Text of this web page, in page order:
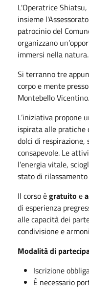
L'Operatrice
insieme
patrocinio del
organizzano
immersi nella natura.
Si terranno tre
corpo e mente
Montebello Vicentino.
L’iniziativa propone
ispirata alle pratiche
dolci di
consapevole. Le
l’energia vitale,
stato di
Il corso ègratuito e
di esperienza
alle capacità dei
condivisione e
Modalità di
Iscrizione
È necessario